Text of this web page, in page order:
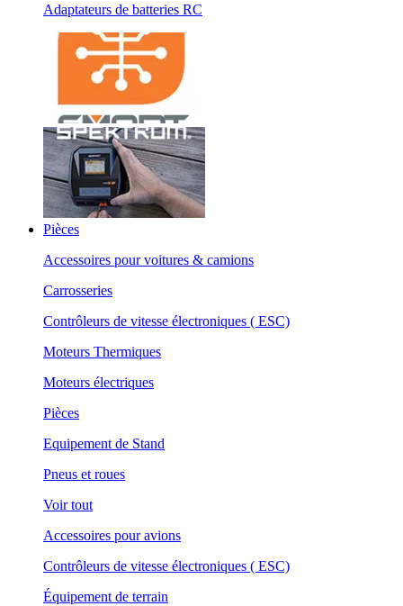
Adaptateurs de batteries RC
Pièces
Accessoires pour voitures & camions
Carrosseries
Contrôleurs de vitesse électroniques ( ESC)
Moteurs Thermiques
Moteurs électriques
Pièces
Equipement de Stand
Pneus et roues
Voir tout
Accessoires pour avions
Contrôleurs de vitesse électroniques ( ESC)
Équipement de terrain